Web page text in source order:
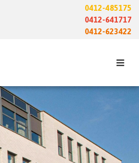
0412-485175
0412-641717
0412-623422